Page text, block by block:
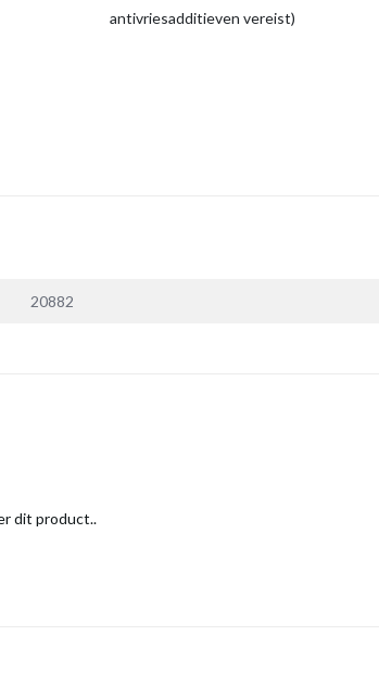
antivriesadditieven vereist)
20882
dit product..